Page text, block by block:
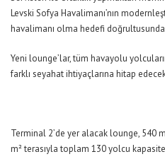
Levski Sofya Havalimanı’nın
havalimanı olma hedefi
Yeni lounge’lar, tüm havayolu
farklı seyahat ihtiyaçlarına hitap
Terminal 2’de yer alacak lounge, 540
m² terasıyla toplam 130 yolcu